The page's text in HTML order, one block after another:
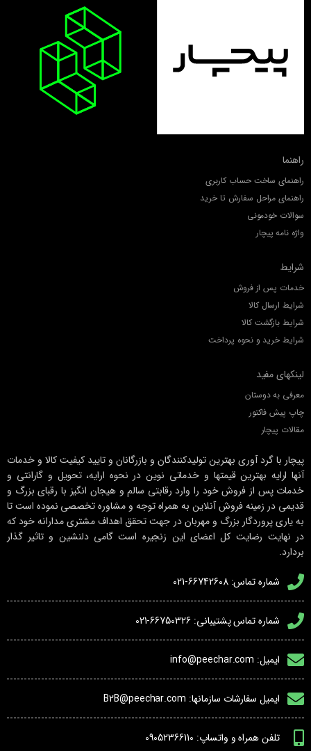
راهنما
راهنمای ساخت حساب کاربری
راهنمای مراحل سفارش تا خرید
سوالات خودمونی
واژه نامه پیچار
شرایط
خدمات پس از فروش
شرایط ارسال کالا
شرایط بازگشت کالا
شرایط خرید و نحوه پرداخت
لینکهای مفید
معرفی به دوستان
چاپ پیش فاکتور
مقالات پیچار
پیچار با گرد آوری بهترین تولیدکنندگان و بازرگانان و تایید کیفیت کالا و خدمات
آنها ارایه بهترین قیمتها و خدماتی نوین در نحوه ارایه، تحویل و گارانتی و
خدمات پس از فروش خود را وارد رقابتی سالم و هیجان انگیز با رقبای بزرگ و
قدیمی در زمینه فروش آنلاین به همراه توجه و مشاوره تخصصی نموده است تا
به یاری پروردگار بزرگ و مهربان در جهت تحقق اهداف مشتری مدارانه خود که
در نهایت رضایت کل اعضای این زنجیره است گامی دلنشین و تاثیر گذار
بردارد.
شماره تماس: 66742608-021
شماره تماس پشتیبانی: 66750326-021
ایمیل: info@peechar.com
ایمیل سفارشات سازمانها: B2B@peechar.com
تلفن همراه و واتساپ: 09052366110